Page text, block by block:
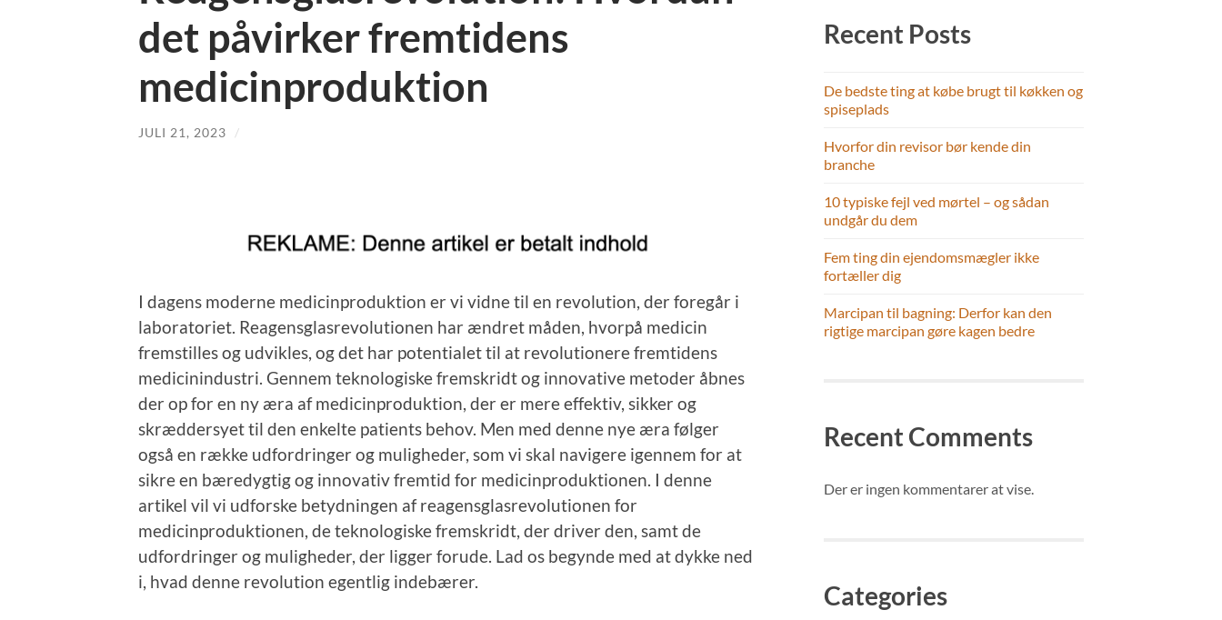
det påvirker fremtidens
medicinproduktion
JULI 21, 2023 /
I dagens moderne medicinproduktion er vi vidne til en revolution, der foregår i
laboratoriet. Reagensglasrevolutionen har ændret måden, hvorpå medicin
fremstilles og udvikles, og det har potentialet til at revolutionere fremtidens
medicinindustri. Gennem teknologiske fremskridt og innovative metoder åbnes
der op for en ny æra af medicinproduktion, der er mere effektiv, sikker og
skræddersyet til den enkelte patients behov. Men med denne nye æra følger
også en række udfordringer og muligheder, som vi skal navigere igennem for at
sikre en bæredygtig og innovativ fremtid for medicinproduktionen. I denne
artikel vil vi udforske betydningen af reagensglasrevolutionen for
medicinproduktionen, de teknologiske fremskridt, der driver den, samt de
udfordringer og muligheder, der ligger forude. Lad os begynde med at dykke ned
i, hvad denne revolution egentlig indebærer.
Recent Posts
De bedste ting at købe brugt til køkken og
spiseplads
Hvorfor din revisor bør kende din
branche
10 typiske fejl ved mørtel – og sådan
undgår du dem
Fem ting din ejendomsmægler ikke
fortæller dig
Marcipan til bagning: Derfor kan den
rigtige marcipan gøre kagen bedre
Recent Comments
Der er ingen kommentarer at vise.
Categories